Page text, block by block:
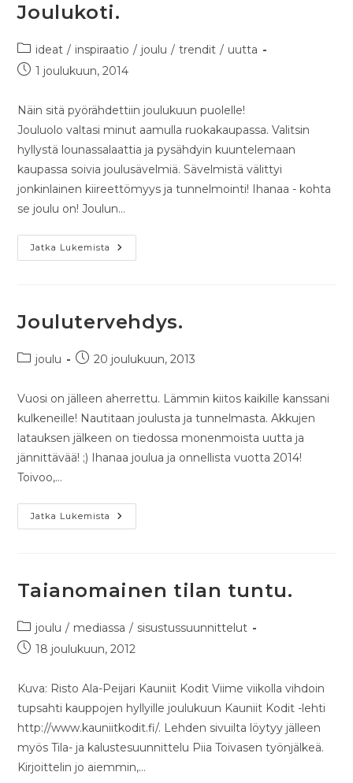
Joulukoti.
ideat / inspiraatio / joulu / trendit / uutta
1 joulukuun, 2014
Näin sitä pyörähdettiin joulukuun puolelle!
Jouluolo valtasi minut aamulla ruokakaupassa. Valitsin
hyllystä lounassalaattia ja pysähdyin kuuntelemaan
kaupassa soivia joulusävelmiä. Sävelmistä välittyi
jonkinlainen kiireettömyys ja tunnelmointi! Ihanaa - kohta
se joulu on! Joulun…
Jatka Lukemista
Joulutervehdys.
joulu 20 joulukuun, 2013
Vuosi on jälleen aherrettu. Lämmin kiitos kaikille kanssani
kulkeneille! Nautitaan joulusta ja tunnelmasta. Akkujen
latauksen jälkeen on tiedossa monenmoista uutta ja
jännittävää! ;) Ihanaa joulua ja onnellista vuotta 2014!
Toivoo,…
Jatka Lukemista
Taianomainen tilan tuntu.
joulu / mediassa / sisustussuunnittelut
18 joulukuun, 2012
Kuva: Risto Ala-Peijari Kauniit Kodit Viime viikolla vihdoin
tupsahti kauppojen hyllyille joulukuun Kauniit Kodit -lehti
http://www.kauniitkodit.fi/. Lehden sivuilta löytyy jälleen
myös Tila- ja kalustesuunnittelu Piia Toivasen työnjälkeä.
Kirjoittelin jo aiemmin,…